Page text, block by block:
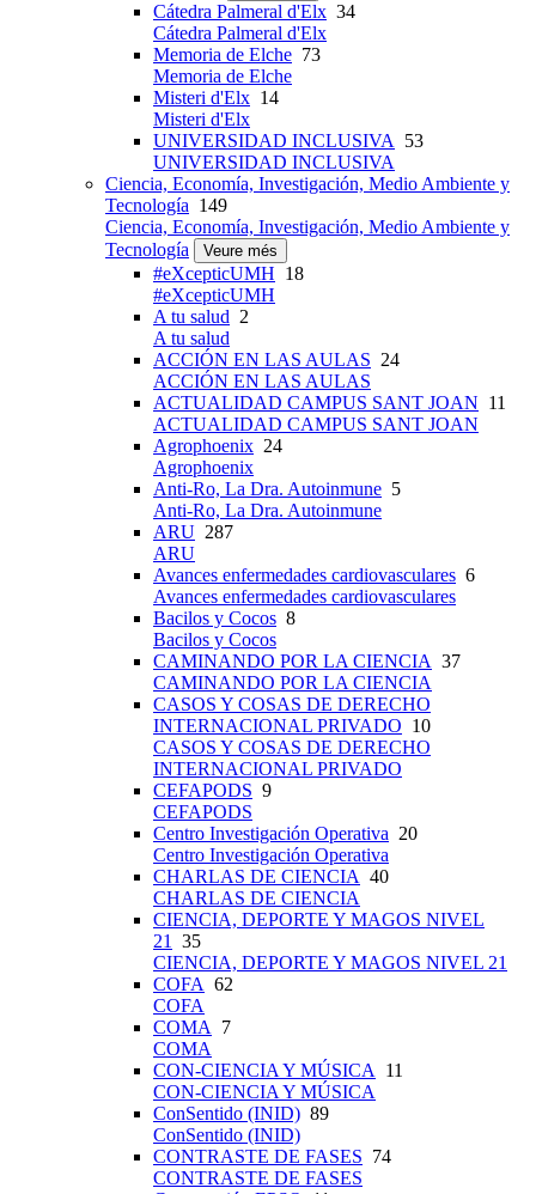
Cátedra Palmeral d'Elx 34
Cátedra Palmeral d'Elx
Memoria de Elche 73
Memoria de Elche
Misteri d'Elx 14
Misteri d'Elx
UNIVERSIDAD INCLUSIVA 53
UNIVERSIDAD INCLUSIVA
Ciencia, Economía, Investigación, Medio Ambiente y
Tecnología 149
Ciencia, Economía, Investigación, Medio Ambiente y
Tecnología
Veure més
#eXcepticUMH 18
#eXcepticUMH
A tu salud 2
A tu salud
ACCIÓN EN LAS AULAS 24
ACCIÓN EN LAS AULAS
ACTUALIDAD CAMPUS SANT JOAN 11
ACTUALIDAD CAMPUS SANT JOAN
Agrophoenix 24
Agrophoenix
Anti-Ro, La Dra. Autoinmune 5
Anti-Ro, La Dra. Autoinmune
ARU 287
ARU
Avances enfermedades cardiovasculares 6
Avances enfermedades cardiovasculares
Bacilos y Cocos 8
Bacilos y Cocos
CAMINANDO POR LA CIENCIA 37
CAMINANDO POR LA CIENCIA
CASOS Y COSAS DE DERECHO
INTERNACIONAL PRIVADO 10
CASOS Y COSAS DE DERECHO
INTERNACIONAL PRIVADO
CEFAPODS 9
CEFAPODS
Centro Investigación Operativa 20
Centro Investigación Operativa
CHARLAS DE CIENCIA 40
CHARLAS DE CIENCIA
CIENCIA, DEPORTE Y MAGOS NIVEL
21 35
CIENCIA, DEPORTE Y MAGOS NIVEL 21
COFA 62
COFA
COMA 7
COMA
CON-CIENCIA Y MÚSICA 11
CON-CIENCIA Y MÚSICA
ConSentido (INID) 89
ConSentido (INID)
CONTRASTE DE FASES 74
CONTRASTE DE FASES